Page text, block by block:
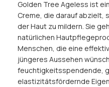
Golden Tree Ageless ist
Creme, die darauf abzielt,
der Haut zu mildern. Sie
natürlichen
Menschen, die eine
jüngeres Aussehen
feuchtigkeitsspendende,
elastizitätsfördernde